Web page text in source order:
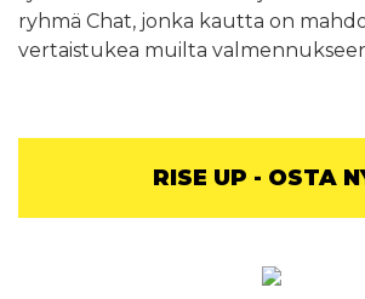
ryhmä Chat, jonka kautta on
vertaistukea muilta
RISE UP - OSTA